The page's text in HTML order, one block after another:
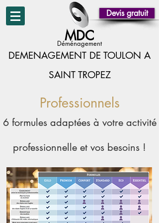
MDC
Déménagement
DEMENAGEMENT DE TOULON A
SAINT TROPEZ
Devis gratuit
Professionnels
6 formules adaptées à votre activité
professionnelle et vos besoins !